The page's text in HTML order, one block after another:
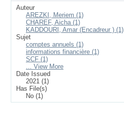
Auteur
AREZKI, Meriem (1)
CHAREF, Aicha (1)
KADDOURI, Amar (Encadreur ) (1)
Sujet
comptes annuels (1)
informations financière (1)
SCF (1)
... View More
Date Issued
2021 (1)
Has File(s)
No (1)